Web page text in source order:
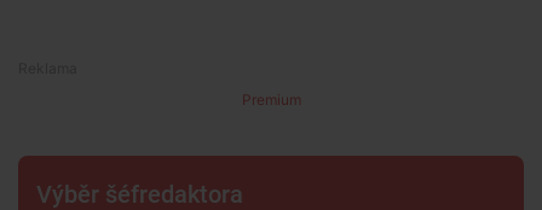
Premium
Výběr šéfredaktora